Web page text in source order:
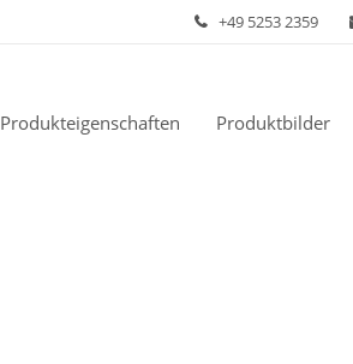
+49 5253 2359
Produkteigenschaften Produktbilder